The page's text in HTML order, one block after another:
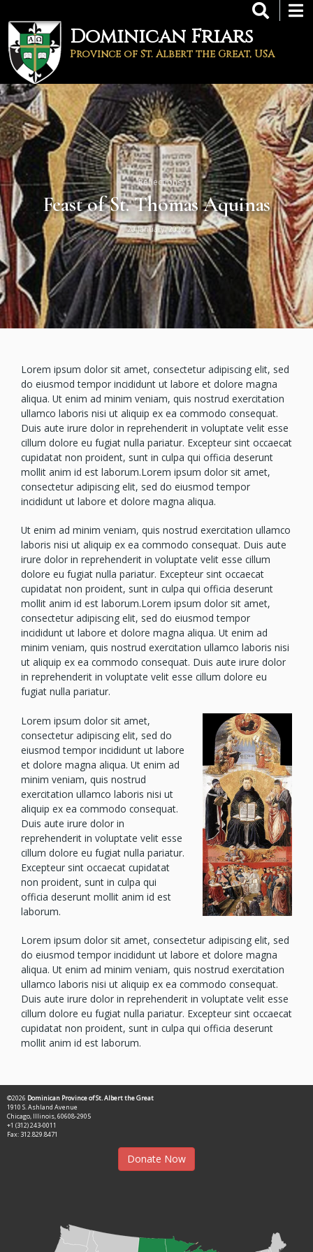
main
content
Dominican Friars
Province of St. Albert the Great, USA
Reflections
Feast of St. Thomas Aquinas
20 January, 2026
Lorem ipsum dolor sit amet, consectetur adipiscing elit, sed
do eiusmod tempor incididunt ut labore et dolore magna
aliqua. Ut enim ad minim veniam, quis nostrud exercitation
ullamco laboris nisi ut aliquip ex ea commodo consequat.
Duis aute irure dolor in reprehenderit in voluptate velit esse
cillum dolore eu fugiat nulla pariatur. Excepteur sint occaecat
cupidatat non proident, sunt in culpa qui officia deserunt
mollit anim id est laborum.Lorem ipsum dolor sit amet,
consectetur adipiscing elit, sed do eiusmod tempor
incididunt ut labore et dolore magna aliqua.
Ut enim ad minim veniam, quis nostrud exercitation ullamco
laboris nisi ut aliquip ex ea commodo consequat. Duis aute
irure dolor in reprehenderit in voluptate velit esse cillum
dolore eu fugiat nulla pariatur. Excepteur sint occaecat
cupidatat non proident, sunt in culpa qui officia deserunt
mollit anim id est laborum.Lorem ipsum dolor sit amet,
consectetur adipiscing elit, sed do eiusmod tempor
incididunt ut labore et dolore magna aliqua. Ut enim ad
minim veniam, quis nostrud exercitation ullamco laboris nisi
ut aliquip ex ea commodo consequat. Duis aute irure dolor
in reprehenderit in voluptate velit esse cillum dolore eu
fugiat nulla pariatur.
Lorem ipsum dolor sit amet,
consectetur adipiscing elit, sed do
eiusmod tempor incididunt ut labore
et dolore magna aliqua. Ut enim ad
minim veniam, quis nostrud
exercitation ullamco laboris nisi ut
aliquip ex ea commodo consequat.
Duis aute irure dolor in
reprehenderit in voluptate velit esse
cillum dolore eu fugiat nulla pariatur.
Excepteur sint occaecat cupidatat
non proident, sunt in culpa qui
officia deserunt mollit anim id est
laborum.
Lorem ipsum dolor sit amet, consectetur adipiscing elit, sed
do eiusmod tempor incididunt ut labore et dolore magna
aliqua. Ut enim ad minim veniam, quis nostrud exercitation
ullamco laboris nisi ut aliquip ex ea commodo consequat.
Duis aute irure dolor in reprehenderit in voluptate velit esse
cillum dolore eu fugiat nulla pariatur. Excepteur sint occaecat
cupidatat non proident, sunt in culpa qui officia deserunt
mollit anim id est laborum.
©2026 Dominican Province of St. Albert the Great
1910 S. Ashland Avenue
Chicago, Illinois, 60608-2905
+1 (312) 243-0011
Fax: 312.829.8471
Donate Now